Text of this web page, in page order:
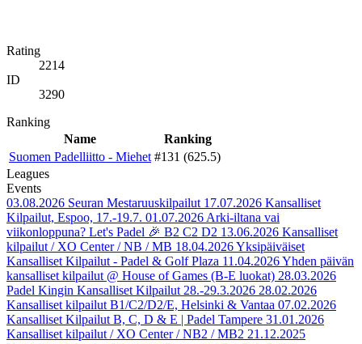
Rating
2214
ID
3290
Ranking
Name
Ranking
Suomen Padelliitto - Miehet #131 (625.5)
Leagues
Events
03.08.2026 Seuran Mestaruuskilpailut 17.07.2026 Kansalliset
Kilpailut, Espoo, 17.-19.7. 01.07.2026 Arki-iltana vai
viikonloppuna? Let's Padel 🎉 B2 C2 D2 13.06.2026 Kansalliset
kilpailut / XO Center / NB / MB 18.04.2026Yksipäiväiset
Kansalliset Kilpailut - Padel & Golf Plaza 11.04.2026Yhden päivän
kansalliset kilpailut @ House of Games (B-E luokat) 28.03.2026
Padel Kingin Kansalliset Kilpailut 28.-29.3.2026 28.02.2026
Kansalliset kilpailut B1/C2/D2/E, Helsinki & Vantaa 07.02.2026
Kansalliset Kilpailut B, C, D & E | Padel Tampere 31.01.2026
Kansalliset kilpailut / XO Center / NB2 / MB2 21.12.2025